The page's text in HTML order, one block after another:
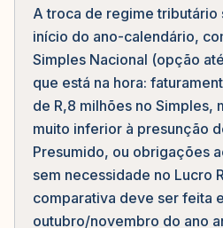
A troca de regime tributário
início do ano-calendário,
Simples Nacional (opção
que está na hora:
de R,8 milhões no Simples,
muito inferior à presunção
Presumido, ou obrigações
sem necessidade no Lucro
comparativa deve ser feita
outubro/novembro do ano